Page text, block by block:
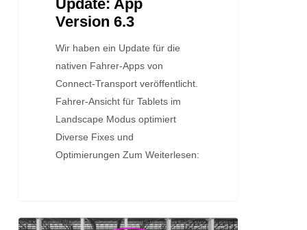
Update: App
Version 6.3
Wir haben ein Update für die
nativen Fahrer-Apps von
Connect-Transport veröffentlicht.
Fahrer-Ansicht für Tablets im
Landscape Modus optimiert
Diverse Fixes und
Optimierungen Zum Weiterlesen:
iOS